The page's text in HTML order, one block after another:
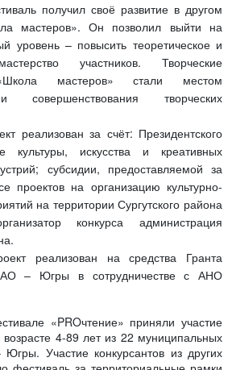
получил своё развитие в другом
мастеров». Он позволил выйти на
уровень – повысить теоретическое и
участников. Творческие
мастеров» стали местом
совершенствования творческих
реализован за счёт: Президентского
культуры, искусства и креативных
субсидии, предоставляемой за
проектов на организацию культурно-
на территории Сургутского района
конкурса администрация
реализован на средства Гранта
– Югры в сотрудничестве с АНО
«PROчтение» приняли участие
4-89 лет из 22 муниципальных
Участие конкурсантов из других